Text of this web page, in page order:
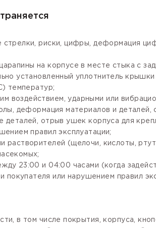
риски, цифры, деформация
на корпусе в месте стыка с
установленный уплотнитель крышки
температур;
ударными или
деформация материалов и деталей,
отрыв ушек корпуса для
правил эксплуатации;
(щелочи, кислоты,
23:00 и 04:00 часами (когда
или нарушением правил
в том числе покрытия, корпуса,